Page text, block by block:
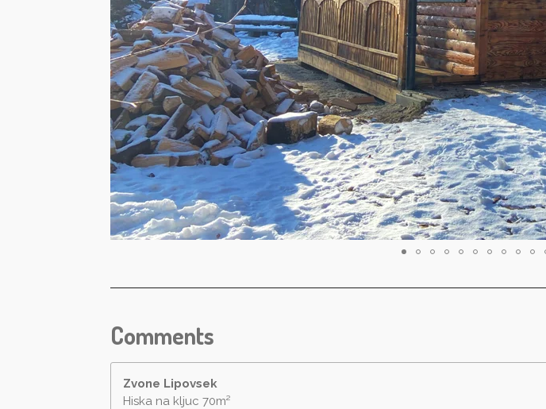
Comments
Zvone Lipovsek
Hiska na kljuc 70m²